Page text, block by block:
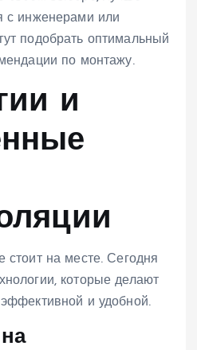
с инженерами или
подобрать оптимальный
по монтажу.
и
стоит на месте. Сегодня
которые делают
и удобной.